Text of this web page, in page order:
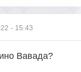
- 15:43
Вавада?